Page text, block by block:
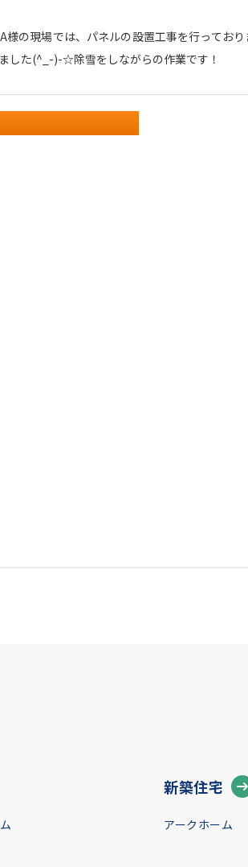
様の現場では、パネルの設置工事を行ってお
した(^_-)-☆除雪をしながらの作業です！
新築住宅
アークホーム